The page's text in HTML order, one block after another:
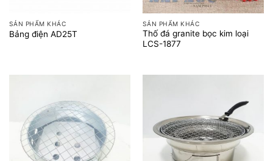
SẢN PHẨM KHÁC
Bảng điện AD25T
SẢN PHẨM KHÁC
Thố đá granite bọc kim loại
LCS-1877